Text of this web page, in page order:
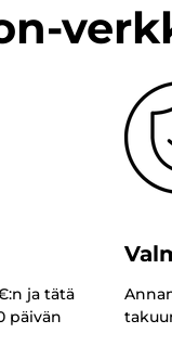
ja tätä
päivän